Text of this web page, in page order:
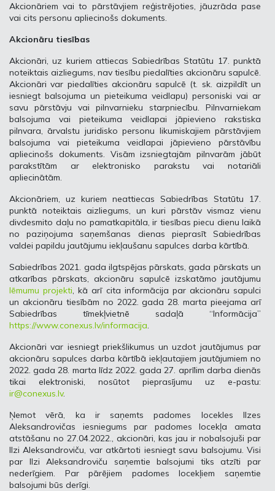
Akcionāriem vai to pārstāvjiem reģistrējoties, jāuzrāda pase
vai cits personu apliecinošs dokuments.
Akcionāru tiesības
Akcionāri, uz kuriem attiecas Sabiedrības Statūtu 17. punktā
noteiktais aizliegums, nav tiesību piedalīties akcionāru sapulcē.
Akcionāri var piedalīties akcionāru sapulcē (t. sk. aizpildīt un
iesniegt balsojuma un pieteikuma veidlapu) personiski vai ar
savu pārstāvju vai pilnvarnieku starpniecību. Pilnvarniekam
balsojuma vai pieteikuma veidlapai jāpievieno rakstiska
pilnvara, ārvalstu juridisko personu likumiskajiem pārstāvjiem
balsojuma vai pieteikuma veidlapai jāpievieno pārstāvību
apliecinošs dokuments. Visām izsniegtajām pilnvarām jābūt
parakstītām ar elektronisko parakstu vai notariāli
apliecinātām.
Akcionāriem, uz kuriem neattiecas Sabiedrības Statūtu 17.
punktā noteiktais aizliegums, un kuri pārstāv vismaz vienu
divdesmito daļu no pamatkapitāla, ir tiesības piecu dienu laikā
no paziņojuma saņemšanas dienas pieprasīt Sabiedrības
valdei papildu jautājumu iekļaušanu sapulces darba kārtībā.
Sabiedrības 2021. gada ilgtspējas pārskats, gada pārskats un
atkarības pārskats, akcionāru sapulcē izskatāmo jautājumu
lēmumu projekti, kā arī cita informācija par akcionāru sapulci
un akcionāru tiesībām no 2022. gada 28. marta pieejama arī
Sabiedrības tīmekļvietnē sadaļā “Informācija”
https://www.conexus.lv/informacija.
Akcionāri var iesniegt priekšlikumus un uzdot jautājumus par
akcionāru sapulces darba kārtībā iekļautajiem jautājumiem no
2022. gada 28. marta līdz 2022. gada 27. aprīlim darba dienās
tikai elektroniski, nosūtot pieprasījumu uz e-pastu:
ir@conexus.lv.
Ņemot vērā, ka ir saņemts padomes locekles Ilzes
Aleksandrovičas iesniegums par padomes locekļa amata
atstāšanu no 27.04.2022., akcionāri, kas jau ir nobalsojuši par
Ilzi Aleksandroviču, var atkārtoti iesniegt savu balsojumu. Visi
par Ilzi Aleksandroviču saņemtie balsojumi tiks atzīti par
nederīgiem. Par pārējiem padomes locekļiem saņemtie
balsojumi būs derīgi.